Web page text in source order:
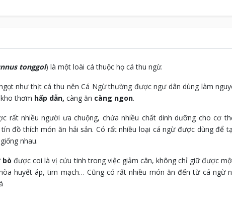
tonggol) là một loài cá thuộc họ cá thu ngừ.
như thịt cá thu nên Cá Ngừ thường được ngư dân dùng làm
thơm hấp dẫn, càng ăn càng ngon.
rất nhiều người ưa chuộng, chứa nhiều chất dinh dưỡng cho cơ
đồ thích món ăn hải sản. Có rất nhiều loại cá ngừ được dùng để
nhau.
bò được coi là vị cứu tinh trong việc giảm cân, không chỉ giữ được
huyết áp, tim mạch… Cũng có rất nhiều món ăn đến từ cá ngừ